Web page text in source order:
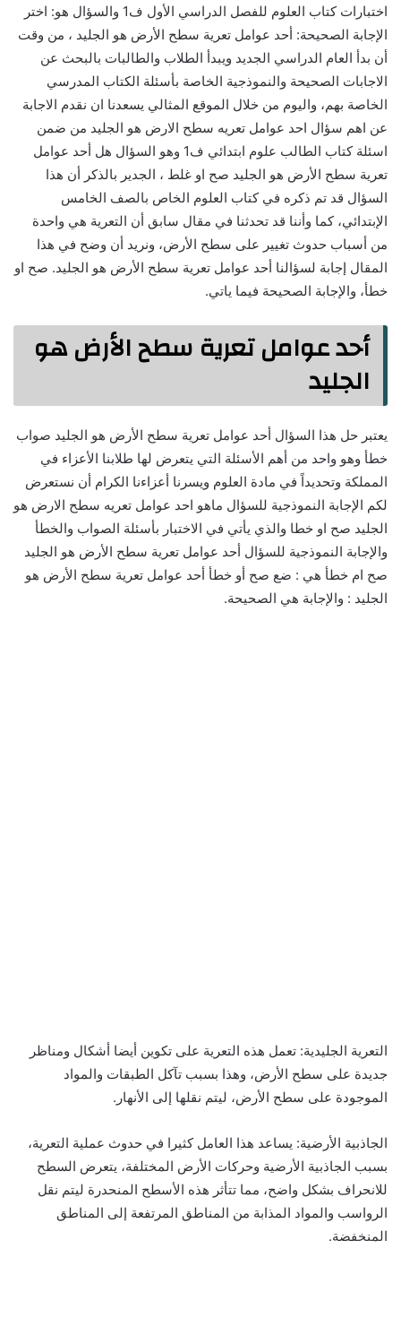
اختبارات كتاب العلوم للفصل الدراسي الأول ف1 والسؤال هو: اختر
الإجابة الصحيحة: أحد عوامل تعرية سطح الأرض هو الجليد ، من وقت
أن بدأ العام الدراسي الجديد ويبدأ الطلاب والطالبات بالبحث عن
الاجابات الصحيحة والنموذجية الخاصة بأسئلة الكتاب المدرسي
الخاصة بهم، واليوم من خلال الموقع المثالي يسعدنا ان نقدم الاجابة
عن اهم سؤال احد عوامل تعريه سطح الارض هو الجليد من ضمن
اسئلة كتاب الطالب علوم ابتدائي ف1 وهو السؤال هل أحد عوامل
تعرية سطح الأرض هو الجليد صح او غلط ، الجدير بالذكر أن هذا
السؤال قد تم ذكره في كتاب العلوم الخاص بالصف الخامس
الإبتدائي، كما وأننا قد تحدثنا في مقال سابق أن التعرية هي واحدة
من أسباب حدوث تغيير على سطح الأرض، ونريد أن وضح في هذا
المقال إجابة لسؤالنا أحد عوامل تعرية سطح الأرض هو الجليد. صح او
خطأ، والإجابة الصحيحة فيما ياتي.
أحد عوامل تعرية سطح الأرض هو
الجليد
يعتبر حل هذا السؤال أحد عوامل تعرية سطح الأرض هو الجليد صواب
خطأ وهو واحد من أهم الأسئلة التي يتعرض لها طلابنا الأعزاء في
المملكة وتحديداً في مادة العلوم ويسرنا أعزاءنا الكرام أن نستعرض
لكم الإجابة النموذجية للسؤال ماهو احد عوامل تعريه سطح الارض هو
الجليد صح او خطا والذي يأتي في الاختبار بأسئلة الصواب والخطأ
والإجابة النموذجية للسؤال أحد عوامل تعرية سطح الأرض هو الجليد
صح ام خطأ هي : ضع صح أو خطأ أحد عوامل تعرية سطح الأرض هو
الجليد : والإجابة هي الصحيحة.
التعرية الجليدية: تعمل هذه التعرية على تكوين أيضا أشكال ومناظر
جديدة على سطح الأرض، وهذا بسبب تآكل الطبقات والمواد
الموجودة على سطح الأرض، ليتم نقلها إلى الأنهار.
الجاذبية الأرضية: يساعد هذا العامل كثيرا في حدوث عملية التعرية،
بسبب الجاذبية الأرضية وحركات الأرض المختلفة، يتعرض السطح
للانحراف بشكل واضح، مما تتأثر هذه الأسطح المنحدرة ليتم نقل
الرواسب والمواد المذابة من المناطق المرتفعة إلى المناطق
المنخفضة.